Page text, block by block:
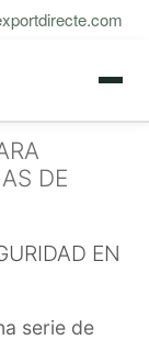
DE
EN
serie de